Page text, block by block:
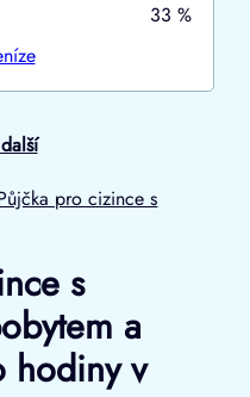
33 %
pro cizince s
s
a
hodiny v